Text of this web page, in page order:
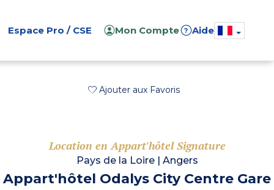
Espace Pro / CSE Mon Compte ? Aide
Ajouter aux Favoris
Location en Appart'hôtel Signature
Pays de la Loire| Angers
Appart'hôtel Odalys City Centre Gare